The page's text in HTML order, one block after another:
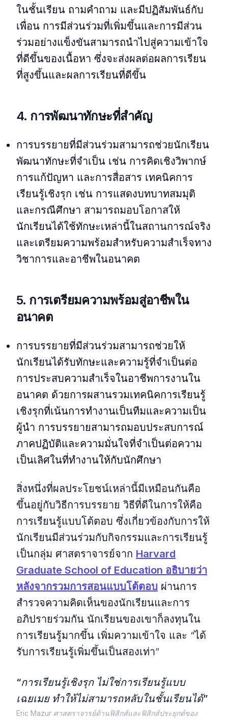
ในชั้นเรียน ถามคำถาม และมีปฏิสัมพันธ์กับ
เพื่อน การมีส่วนร่วมที่เพิ่มขึ้นและการมีส่วน
ร่วมอย่างแข็งขันสามารถนำไปสู่ความเข้าใจ
ที่ดีขึ้นของเนื้อหา ซึ่งจะส่งผลต่อผลการเรียน
ที่สูงขึ้นและผลการเรียนที่ดีขึ้น
4. การพัฒนาทักษะที่สำคัญ
การบรรยายที่มีส่วนร่วมสามารถช่วยนักเรียน
พัฒนาทักษะที่จำเป็น เช่น การคิดเชิงวิพากษ์
การแก้ปัญหา และการสื่อสาร เทคนิคการ
เรียนรู้เชิงรุก เช่น การแสดงบทบาทสมมุติ
และกรณีศึกษา สามารถมอบโอกาสให้
นักเรียนได้ใช้ทักษะเหล่านี้ในสถานการณ์จริง
และเตรียมความพร้อมสำหรับความสำเร็จทาง
วิชาการและอาชีพในอนาคต
5. การเตรียมความพร้อมสู่อาชีพใน
อนาคต
การบรรยายที่มีส่วนร่วมสามารถช่วยให้
นักเรียนได้รับทักษะและความรู้ที่จำเป็นต่อ
การประสบความสำเร็จในอาชีพการงานใน
อนาคต ด้วยการผสานรวมเทคนิคการเรียนรู้
เชิงรุกที่เน้นการทำงานเป็นทีมและความเป็น
ผู้นำ การบรรยายสามารถมอบประสบการณ์
ภาคปฏิบัติและความมั่นใจที่จำเป็นต่อความ
เป็นเลิศในที่ทำงานให้กับนักศึกษา
สิ่งหนึ่งที่ผลประโยชน์เหล่านี้มีเหมือนกันคือ
ขึ้นอยู่กับวิธีการบรรยาย วิธีที่ดีในการให้คือ
การเรียนรู้แบบโต้ตอบ ซึ่งเกี่ยวข้องกับการให้
นักเรียนมีส่วนร่วมกับกิจกรรมและการเรียนรู้
เป็นกลุ่ม ศาสตราจารย์จาก Harvard
Graduate School of Education อธิบายว่า
หลังจากรวมการสอนแบบโต้ตอบ ผ่านการ
สำรวจความคิดเห็นของนักเรียนและการ
อภิปรายร่วมกัน นักเรียนของเขาก็ลงทุนใน
การเรียนรู้มากขึ้น เพิ่มความเข้าใจ และ “ได้
รับการเรียนรู้เพิ่มขึ้นเป็นสองเท่า”
“การเรียนรู้เชิงรุก ไม่ใช่การเรียนรู้แบบ
เฉยเมย ทำให้ไม่สามารถหลับในชั้นเรียนได้”
Eric Mazur ศาสตราจารย์ด้านฟิสิกส์และฟิสิกส์ประยุกต์ของ